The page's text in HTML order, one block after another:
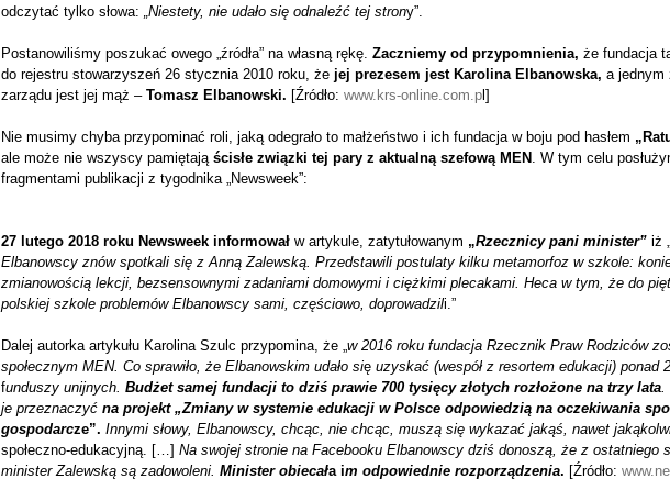
odczytać tylko słowa: „Niestety, nie udało się odnaleźć tej strony”.
Postanowiliśmy poszukać owego „źródła” na własną rękę. Zaczniemy od przypomnienia, że fundacja
do rejestru stowarzyszeń 26 stycznia 2010 roku, że jej prezesem jest Karolina Elbanowska, a jednym
zarządu jest jej mąż – Tomasz Elbanowski. [Źródło: www.krs-online.com.pl]
Nie musimy chyba przypominać roli, jaką odegrało to małżeństwo i ich fundacja w boju pod hasłem
ale może nie wszyscy pamiętają ścisłe związki tej pary z aktualną szefową MEN . W tym celu
fragmentami publikacji z tygodnika „Newsweek”:
27 lutego 2018 roku Newsweek informowałw artykule, zatytułowanym „Rzecznicy pani minister”iż „
Elbanowscy znów spotkali się z Anną Zalewską. Przedstawili postulaty kilku metamorfoz w szkole:
zmianowością lekcji, bezsensownymi zadaniami domowymi i ciężkimi plecakami. Heca w tym, że do
polskiej szkole problemów Elbanowscy sami, częściowo, doprowadzili.”
Dalej autorka artykułu Karolina Szulc przypomina, że „w 2016 roku fundacja Rzecznik Praw Rodziców
społecznym MEN. Co sprawiło, że Elbanowskim udało się uzyskać (wespół z resortem edukacji) ponad
funduszy unijnych. Budżet samej fundacji to dziś prawie 700 tysięcy złotych rozłożone na trzy lata.
je przeznaczyć na projekt „Zmiany w systemie edukacji w Polsce odpowiedzią na oczekiwania
gospodarcze”. Innymi słowy, Elbanowscy, chcąc, nie chcąc, muszą się wykazać jakąś, nawet
społeczno-edukacyjną. […] Na swojej stronie na Facebooku Elbanowscy dziś donoszą, że z ostatniego
minister Zalewską są zadowoleni. Minister obiecała im odpowiednie rozporządzenia. [Źródło: